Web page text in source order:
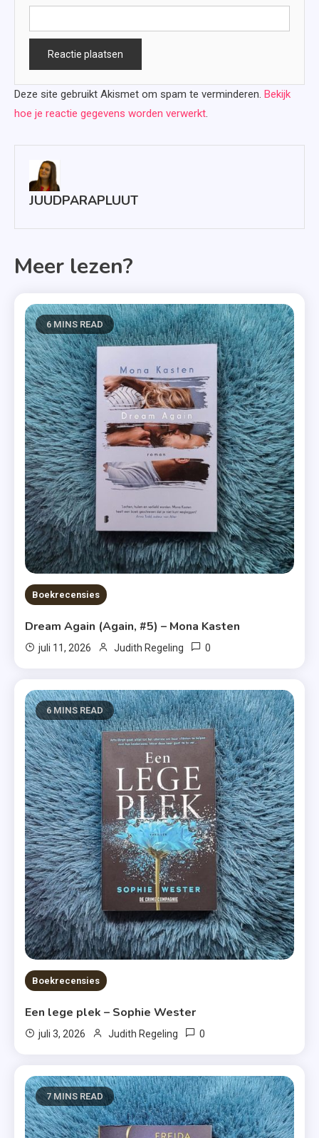
Deze site gebruikt Akismet om spam te verminderen. Bekijk
hoe je reactie gegevens worden verwerkt.
JUUDPARAPLUUT
Meer lezen?
6 MINS READ
Boekrecensies
Dream Again (Again, #5) – Mona Kasten
juli 11, 2026 Judith Regeling 0
6 MINS READ
Boekrecensies
Een lege plek – Sophie Wester
juli 3, 2026 Judith Regeling 0
7 MINS READ